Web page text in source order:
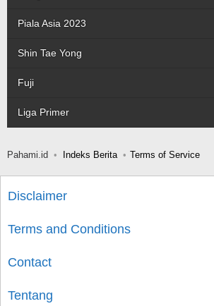
Piala Asia 2023
Shin Tae Yong
Fuji
Liga Primer
Pahami.id Indeks Berita Terms of Service
Disclaimer
Terms and Conditions
Contact
Tentang